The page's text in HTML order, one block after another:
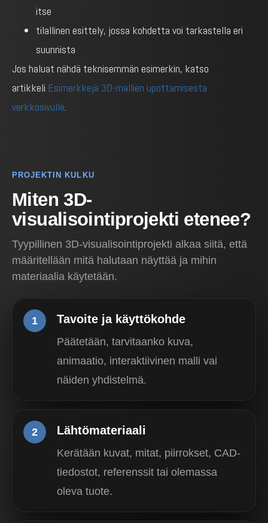
itse
tilallinen esittely, jossa kohdetta voi tarkastella eri
suunnista
Jos haluat nähdä teknisemmän esimerkin, katso
artikkeli Esimerkkejä 3D-mallien upottamisesta
verkkosivulle.
PROJEKTIN KULKU
Miten 3D-
visualisointiprojekti etenee?
Tyypillinen 3D-visualisointiprojekti alkaa siitä, että
määritellään mitä halutaan näyttää ja mihin
materiaalia käytetään.
1 Tavoite ja käyttökohde
Päätetään, tarvitaanko kuva,
animaatio, interaktiivinen malli vai
näiden yhdistelmä.
2 Lähtömateriaali
Kerätään kuvat, mitat, piirrokset, CAD-
tiedostot, referenssit tai olemassa
oleva tuote.